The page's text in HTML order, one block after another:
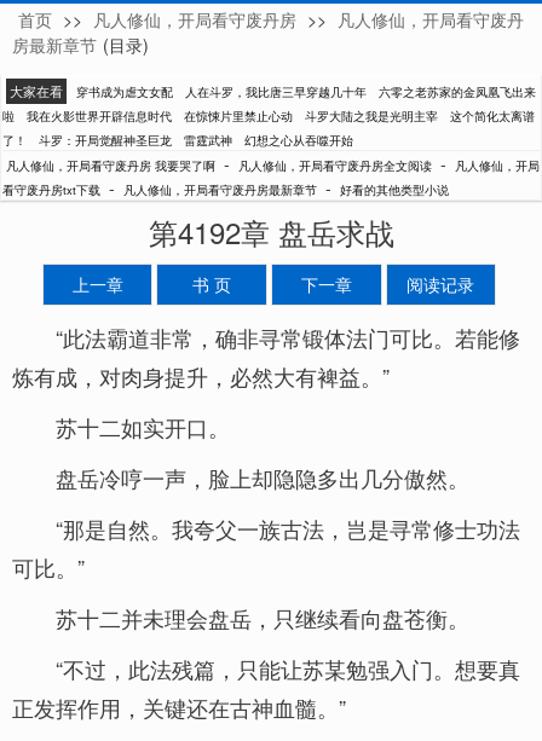
我要哭了啊
首页 >> 凡人修仙，开局看守废丹房 >> 凡人修仙，开局看守废丹
房最新章节 (目录)
大家在看 穿书成为虐文女配 人在斗罗，我比唐三早穿越几十年
六零之老苏家的金凤凰飞出来
啦
我在火影世界开辟信息时代 在惊悚片里禁止心动 斗罗大陆之我是光明主宰
这个简化太离谱
了！
斗罗：开局觉醒神圣巨龙 雷霆武神
幻想之心从吞噬开始
凡人修仙，开局看守废丹房 我要哭了啊 - 凡人修仙，开局看守废丹房全文阅读 -
凡人修仙，开局
看守废丹房txt下载 - 凡人修仙，开局看守废丹房最新章节 - 好看的其他类型小说
第4192章 盘岳求战
上一章 书 页 下一章 阅读记录
“此法霸道非常，确非寻常锻体法门可比。若能修
炼有成，对肉身提升，必然大有裨益。”
苏十二如实开口。
盘岳冷哼一声，脸上却隐隐多出几分傲然。
“那是自然。我夸父一族古法，岂是寻常修士功法
可比。”
苏十二并未理会盘岳，只继续看向盘苍衡。
“不过，此法残篇，只能让苏某勉强入门。想要真
正发挥作用，关键还在古神血髓。”